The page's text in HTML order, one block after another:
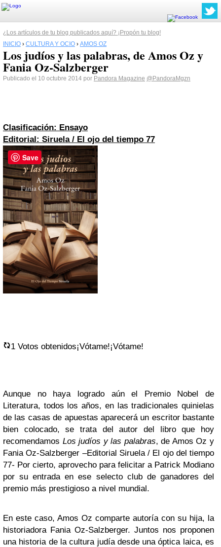
¿Los artículos de tu blog publicados aquí? ¡Propón tu blog!
INICIO › CULTURA Y OCIO › AMOS OZ
Los judíos y las palabras, de Amos Oz y
Fania Oz-Salzberger
Publicado el 10 octubre 2014 por Pandora Magazine @PandoraMgzn
Clasificación: Ensayo
Editorial: Siruela / El ojo del tiempo 77
1 Votos obtenidos¡Vótame!¡Vótame!
Aunque no haya logrado aún el Premio Nobel de
Literatura, todos los años, en las tradicionales quinielas
de las casas de apuestas aparecerá un escritor bastante
bien colocado, se trata del autor del libro que hoy
recomendamos Los judíos y las palabras, de Amos Oz y
Fania Oz-Salzberger –Editorial Siruela / El ojo del tiempo
77- Por cierto, aprovecho para felicitar a Patrick Modiano
por su entrada en ese selecto club de ganadores del
premio más prestigioso a nivel mundial.
En este caso, Amos Oz comparte autoría con su hija, la
historiadora Fania Oz-Salzberger. Juntos nos proponen
una historia de la cultura judía desde una óptica laica, es
Save